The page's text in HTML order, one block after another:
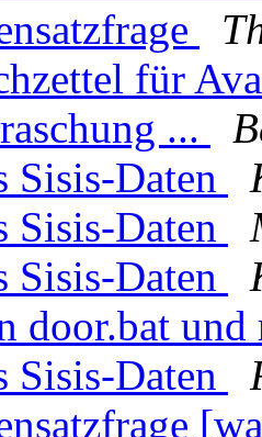
für
...
Sisis-Daten
Sisis-Daten
Sisis-Daten
door.bat und
Sisis-Daten